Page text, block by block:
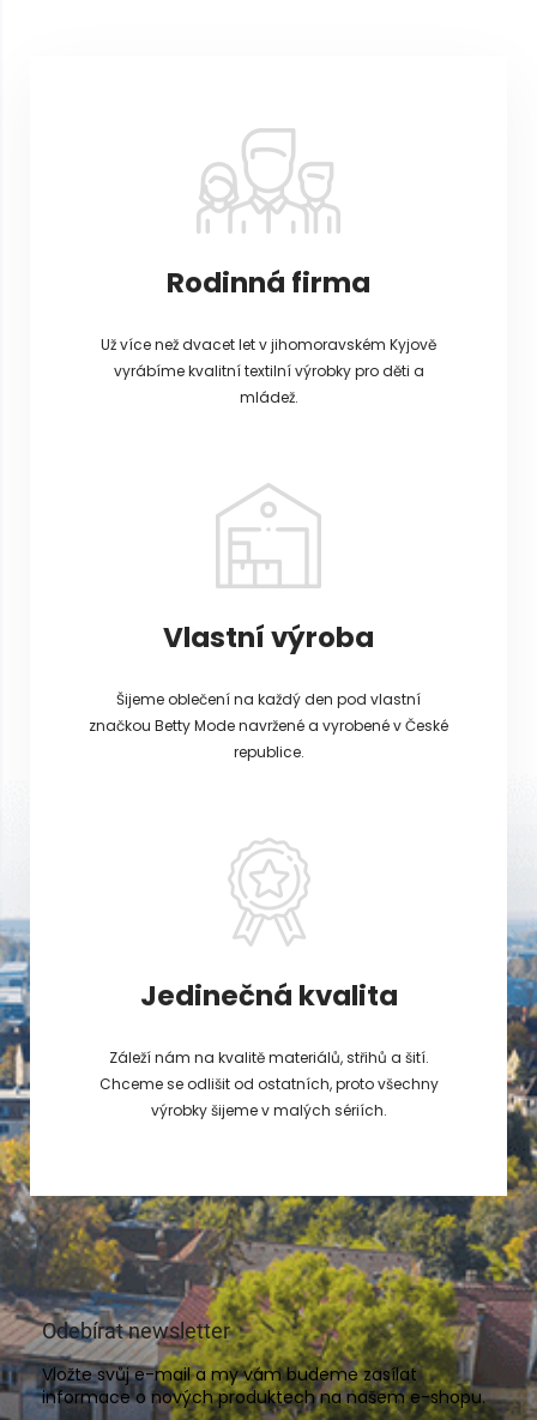
Rodinná firma
Už více než dvacet let v jihomoravském Kyjově
vyrábíme kvalitní textilní výrobky pro děti a
mládež.
Vlastní výroba
Šijeme oblečení na každý den pod vlastní
značkou Betty Mode navržené a vyrobené v České
republice.
Jedinečná kvalita
Záleží nám na kvalitě materiálů, střihů a šití.
Chceme se odlišit od ostatních, proto všechny
výrobky šijeme v malých sériích.
Odebírat newsletter
Vložte svůj e-mail a my vám budeme zasílat
informace o nových produktech na našem e-shopu.